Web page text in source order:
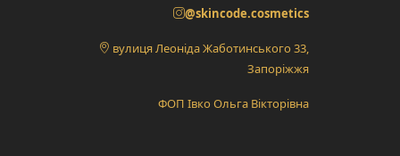
@skincode.cosmetics
вулиця Леоніда Жаботинського 33,
Запоріжжя
ФОП Івко Ольга Вікторівна